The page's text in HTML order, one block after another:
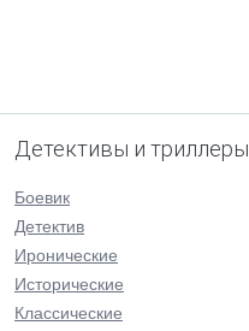
Детективы и триллеры
Боевик
Детектив
Иронические
Исторические
Классические